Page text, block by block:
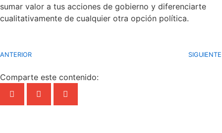
sumar valor a tus acciones de gobierno y diferenciarte
cualitativamente de cualquier otra opción política.
ANTERIOR SIGUIENTE
Comparte este contenido: